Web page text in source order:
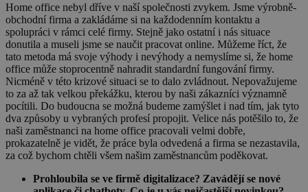
Home office nebyl dříve v naší společnosti zvykem. Jsme výrobně-
obchodní firma a zakládáme si na každodenním kontaktu a
spolupráci v rámci celé firmy. Stejně jako ostatní i nás situace
donutila a museli jsme se naučit pracovat online. Můžeme říct, že
tato metoda má svoje výhody i nevýhody a nemyslíme si, že home
office může stoprocentně nahradit standardní fungování firmy.
Nicméně v této krizové situaci se to dalo zvládnout. Nepovažujeme
to za až tak velkou překážku, kterou by naši zákazníci významně
pocítili. Do budoucna se možná budeme zamýšlet i nad tím, jak tyto
dva způsoby u vybraných profesí propojit. Velice nás potěšilo to, že
naši zaměstnanci na home office pracovali velmi dobře,
prokazatelně je vidět, že práce byla odvedená a firma se nezastavila,
za což bychom chtěli všem našim zaměstnancům poděkovat.
Prohloubila se ve firmě digitalizace? Zavádějí se nové